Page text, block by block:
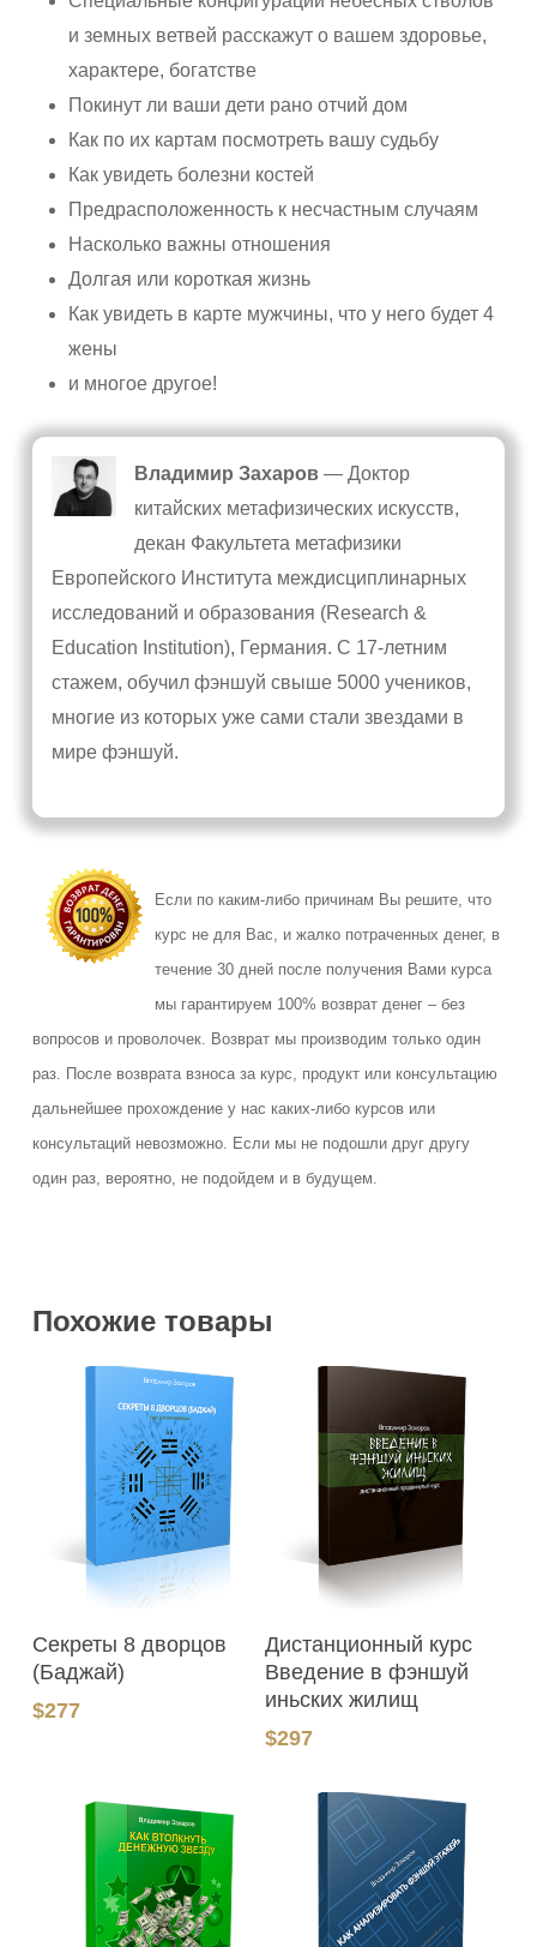
и земных ветвей расскажут о вашем здоровье,
характере, богатстве
Покинут ли ваши дети рано отчий дом
Как по их картам посмотреть вашу судьбу
Как увидеть болезни костей
Предрасположенность к несчастным случаям
Насколько важны отношения
Долгая или короткая жизнь
Как увидеть в карте мужчины, что у него будет 4
жены
и многое другое!
Владимир Захаров — Доктор
китайских метафизических искусств,
декан Факультета метафизики
Европейского Института междисциплинарных
исследований и образования (Research &
Education Institution), Германия. С 17-летним
стажем, обучил фэншуй свыше 5000 учеников,
многие из которых уже сами стали звездами в
мире фэншуй.
Если по каким-либо причинам Вы решите, что
курс не для Вас, и жалко потраченных денег, в
течение 30 дней после получения Вами курса
мы гарантируем 100% возврат денег – без
вопросов и проволочек. Возврат мы производим только один
раз. После возврата взноса за курс, продукт или консультацию
дальнейшее прохождение у нас каких-либо курсов или
консультаций невозможно. Если мы не подошли друг другу
один раз, вероятно, не подойдем и в будущем.
Похожие товары
Секреты 8 дворцов
(Баджай)
$277
В Корзину
Дистанционный курс
Введение в фэншуй
иньских жилищ
$297